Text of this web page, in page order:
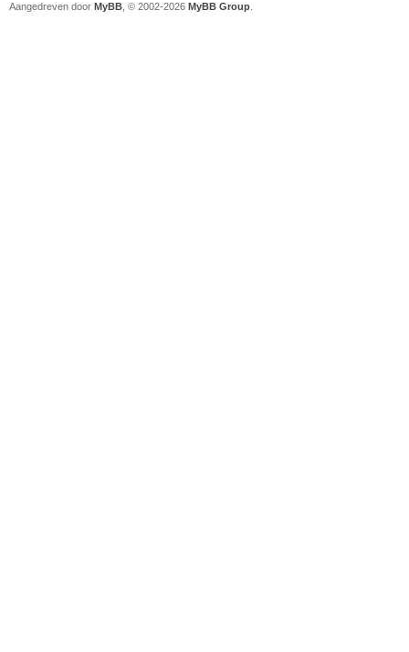
Aangedreven door MyBB , © 2002-2026 MyBB Group